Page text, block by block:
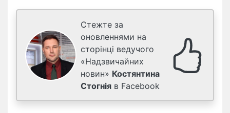
Стежте за
оновленнями на
сторінці ведучого
«Надзвичайних
новин» Костянтина
Стогнія в Facebook